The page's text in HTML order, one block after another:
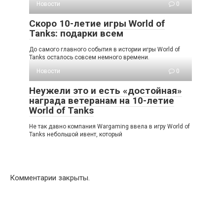
Новости
0
Скоро 10-летие игры World of
Tanks: подарки всем
До самого главного события в истории игры World of
Tanks осталось совсем немного времени.
Новости
0
Неужели это и есть «достойная»
награда ветеранам на 10-летие
World of Tanks
Не так давно компания Wargaming ввела в игру World of
Tanks небольшой ивент, который
Комментарии закрыты.